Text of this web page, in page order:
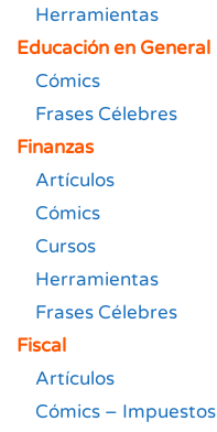
Herramientas
Educación en General
Cómics
Frases Célebres
Finanzas
Artículos
Cómics
Cursos
Herramientas
Frases Célebres
Fiscal
Artículos
Cómics – Impuestos